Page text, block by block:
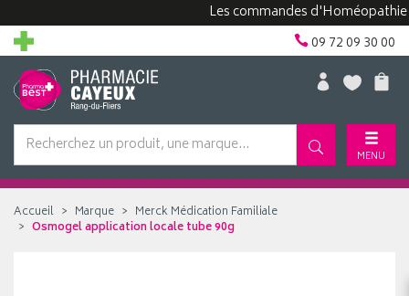
Les commandes d'Homéopathie
09 72 09 30 00
MENU
Accueil Marque
Merck Médication Familiale
Osmogel application locale tube 90g